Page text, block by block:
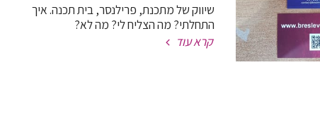
שיווק של מתכנת, פרילנסר, בית תכנה. איך
התחלתי? מה הצליח לי? מה לא?
קרא עוד